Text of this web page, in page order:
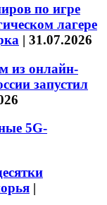
по игре
лагере
| 31.07.2026
из онлайн-
запустил
5G-
|